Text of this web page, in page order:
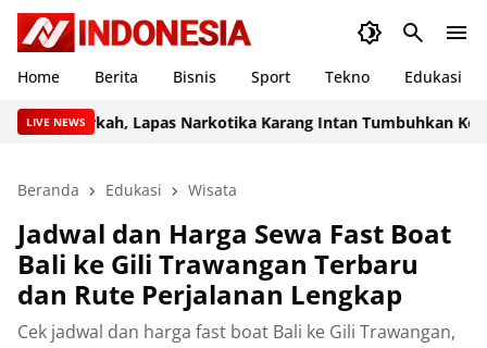
Home Berita Bisnis Sport Tekno Edukasi
LIVE NEWS
Berkah, Lapas Narkotika Karang Intan Tumbuhkan
Beranda Edukasi Wisata
Jadwal dan Harga Sewa Fast Boat
Bali ke Gili Trawangan Terbaru
dan Rute Perjalanan Lengkap
Cek jadwal dan harga fast boat Bali ke Gili Trawangan,